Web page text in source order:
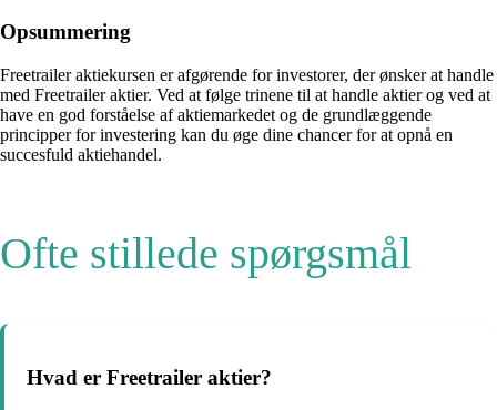
Opsummering
Freetrailer aktiekursen er afgørende for investorer, der ønsker at handle
med Freetrailer aktier. Ved at følge trinene til at handle aktier og ved at
have en god forståelse af aktiemarkedet og de grundlæggende
principper for investering kan du øge dine chancer for at opnå en
succesfuld aktiehandel.
Ofte stillede spørgsmål
Hvad er Freetrailer aktier?